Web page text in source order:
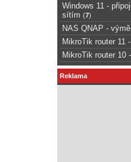
Windows 11 -
sítím (7)
NAS QNAP -
MikroTik router 11
MikroTik router 10
Reklama